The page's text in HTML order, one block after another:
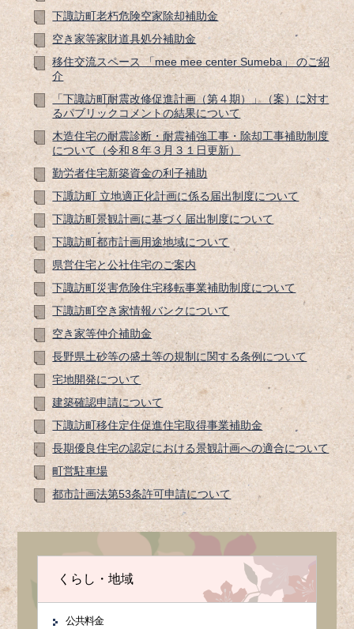
下諏訪町老朽危険空家除却補助金
空き家等家財道具処分補助金
移住交流スペース 「mee mee center Sumeba」 のご紹
介
「下諏訪町耐震改修促進計画（第４期）」（案）に対す
るパブリックコメントの結果について
木造住宅の耐震診断・耐震補強工事・除却工事補助制度
について（令和８年３月３１日更新）
勤労者住宅新築資金の利子補助
下諏訪町 立地適正化計画に係る届出制度について
下諏訪町景観計画に基づく届出制度について
下諏訪町都市計画用途地域について
県営住宅と公社住宅のご案内
下諏訪町災害危険住宅移転事業補助制度について
下諏訪町空き家情報バンクについて
空き家等仲介補助金
長野県土砂等の盛土等の規制に関する条例について
宅地開発について
建築確認申請について
下諏訪町移住定住促進住宅取得事業補助金
長期優良住宅の認定における景観計画への適合について
町営駐車場
都市計画法第53条許可申請について
くらし・地域
公共料金